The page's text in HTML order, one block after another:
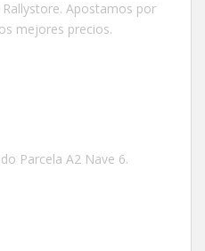
Apostamos por
mejores precios.
Parcela A2 Nave 6.